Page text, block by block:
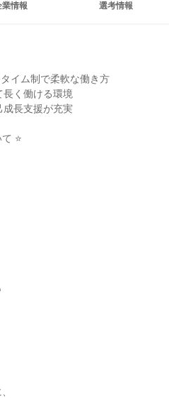
業情報 選考情報
イム制で柔軟な働き方
長く働ける環境
成長支援が充実
⭐